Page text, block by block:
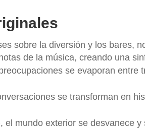
sobre la diversión y los bares,
de la música, creando una
se evaporan entre
se transforman en
mundo exterior se desvanece